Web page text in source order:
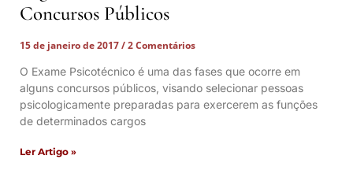
Concursos Públicos
15 de janeiro de 2017
2 Comentários
O Exame Psicotécnico é uma das fases que ocorre em
alguns concursos públicos, visando selecionar pessoas
psicologicamente preparadas para exercerem as funções
de determinados cargos
Ler Artigo »